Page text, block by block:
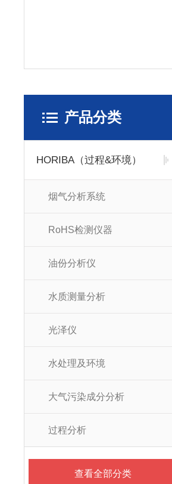
产品分类
HORIBA（过程&环境）
烟气分析系统
RoHS检测仪器
油份分析仪
水质测量分析
光泽仪
水处理及环境
大气污染成分分析
过程分析
查看全部分类